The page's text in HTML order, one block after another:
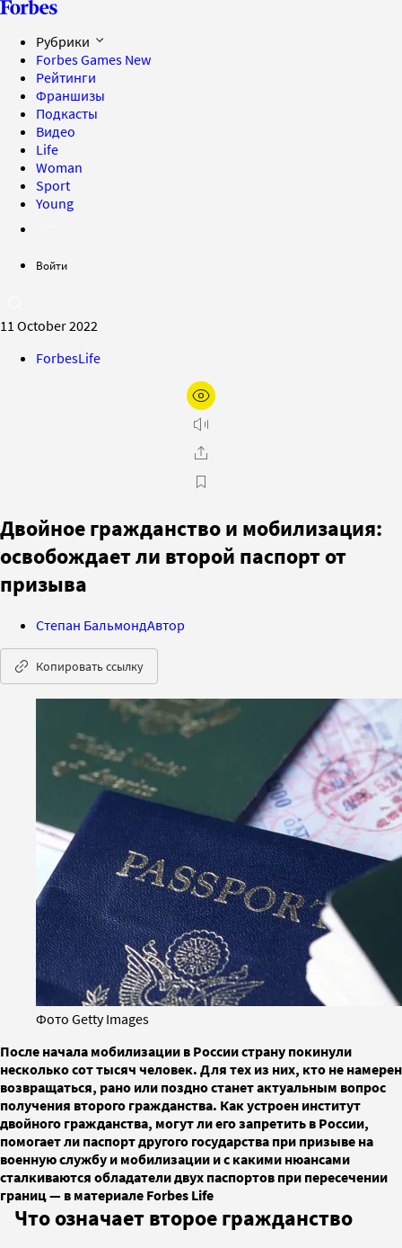
Рубрики
Forbes Games New
Рейтинги
Франшизы
Подкасты
Видео
Life
Woman
Sport
Young
Войти
11 October 2022
ForbesLife
Двойное гражданство и мобилизация:
освобождает ли второй паспорт от
призыва
Степан БальмондАвтор
Копировать ссылку
Фото Getty Images
После начала мобилизации в России страну покинули
несколько сот тысяч человек. Для тех из них, кто не намерен
возвращаться, рано или поздно станет актуальным вопрос
получения второго гражданства. Как устроен институт
двойного гражданства, могут ли его запретить в России,
помогает ли паспорт другого государства при призыве на
военную службу и мобилизации и с какими нюансами
сталкиваются обладатели двух паспортов при пересечении
границ — в материале Forbes Life
Что означает второе гражданство